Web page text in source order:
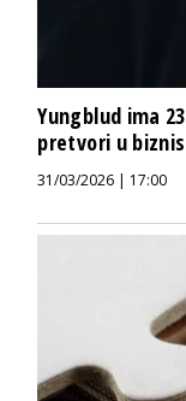
Yungblud ima
pretvori u biznis
31/03/2026 | 17:00